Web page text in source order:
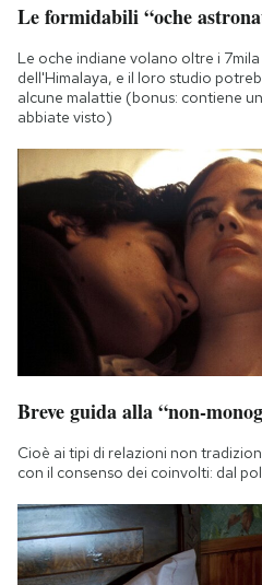
Le formidabili “oche
Le oche indiane volano oltre i
dell'Himalaya, e il loro studio
alcune malattie (bonus: contiene
abbiate visto)
Breve guida alla “non-
Cioè ai tipi di relazioni non
con il consenso dei coinvolti: dal